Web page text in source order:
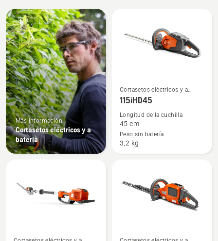
All
products
Más información
Cortasetos eléctricos y a
batería
Ver
más
sobre
115iHD45
Cortasetos eléctricos y a
batería
115iHD45
Longitud de la cuchilla
45 cm
Peso sin batería
3,2 kg
Ver
Ver